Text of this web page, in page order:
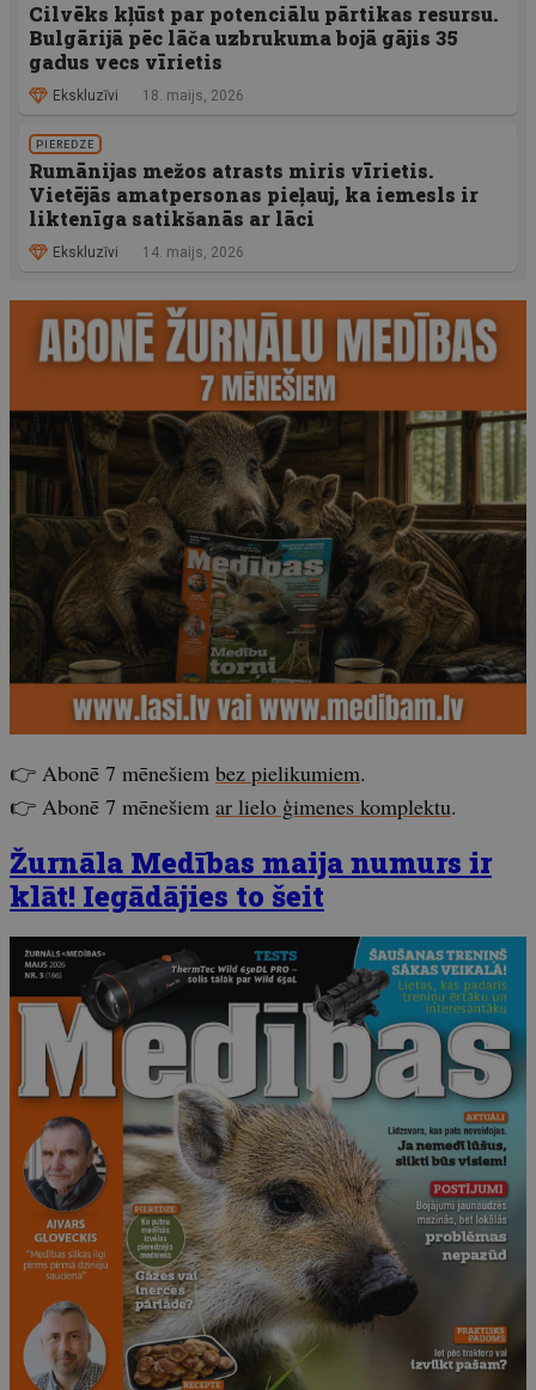
Cilvēks kļūst par potenciālu pārtikas resursu.
Bulgārijā pēc lāča uzbrukuma bojā gājis 35
gadus vecs vīrietis
Ekskluzīvi 18. maijs, 2026
PIEREDZE
Rumānijas mežos atrasts miris vīrietis.
Vietējās amatpersonas pieļauj, ka iemesls ir
liktenīga satikšanās ar lāci
Ekskluzīvi 14. maijs, 2026
👉 Abonē 7 mēnešiem bez pielikumiem.
👉 Abonē 7 mēnešiem ar lielo ģimenes komplektu.
Žurnāla Medības maija numurs ir
klāt! Iegādājies to šeit